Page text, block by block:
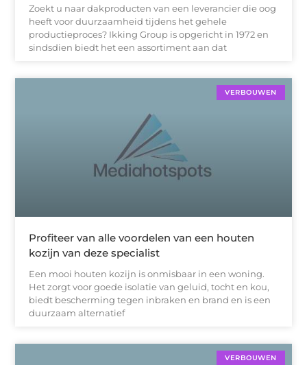
Zoekt u naar dakproducten van een leverancier die oog
heeft voor duurzaamheid tijdens het gehele
productieproces? Ikking Group is opgericht in 1972 en
sindsdien biedt het een assortiment aan dat
VERBOUWEN
Profiteer van alle voordelen van een houten
kozijn van deze specialist
Een mooi houten kozijn is onmisbaar in een woning.
Het zorgt voor goede isolatie van geluid, tocht en kou,
biedt bescherming tegen inbraken en brand en is een
duurzaam alternatief
VERBOUWEN